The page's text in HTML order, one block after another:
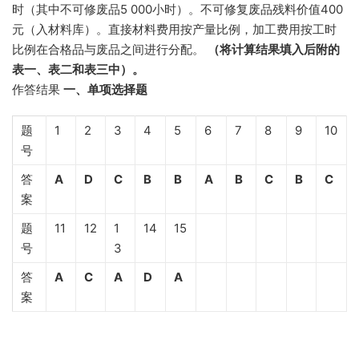
时（其中不可修废品5 000小时）。不可修复废品残料价值400
元（入材料库）。直接材料费用按产量比例，加工费用按工时
比例在合格品与废品之间进行分配。
（将计算结果填入后附的
表一、表二和表三中）。
作答结果 一、单项选择题
题
号
1 2 3 4 5 6 7 8 9 10
答
案
A D C B B A B C B C
题
号
11 12
1
3
14 15
答
案
A C A D A